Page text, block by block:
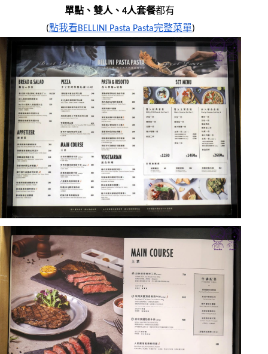
單點、雙人、4人套餐都有
(點我看BELLINI Pasta Pasta完整菜單)